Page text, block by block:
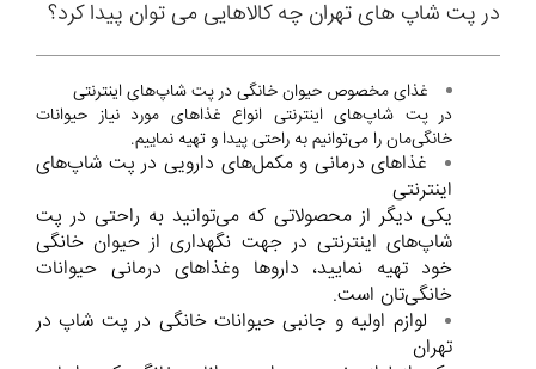
در پت شاپ‌ های تهران چه کالاهایی می‌ توان پیدا کرد؟
غذای مخصوص حیوان خانگی در پت شاپ‌های اینترنتی
در پت شاپ‌های اینترنتی انواع غذاهای مورد نیاز حیوانات
خانگی‌مان را می‌توانیم به راحتی پیدا و تهیه نماییم.
غذاهای درمانی و مکمل‌های دارویی در پت شاپ‌های
اینترنتی
یکی دیگر از محصولاتی که می‌توانید به راحتی در پت
شاپ‌های اینترنتی در جهت نگهداری از حیوان خانگی
خود تهیه نمایید، داروها وغذاهای درمانی حیوانات
خانگی‌تان است.
لوازم اولیه و جانبی حیوانات خانگی در پت شاپ در
تهران